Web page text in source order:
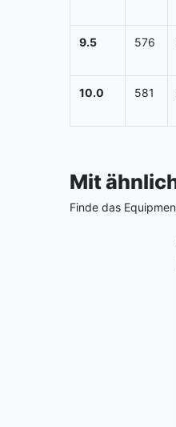
9.5 576
10.0 581
Mit
Finde das